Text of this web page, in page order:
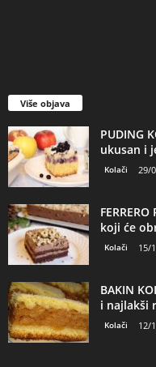
Više objava
PUDING
ukusan i
Kolači 29/
koji će
Kolači 15/
BAKIN
i najlakši
Kolači 12/